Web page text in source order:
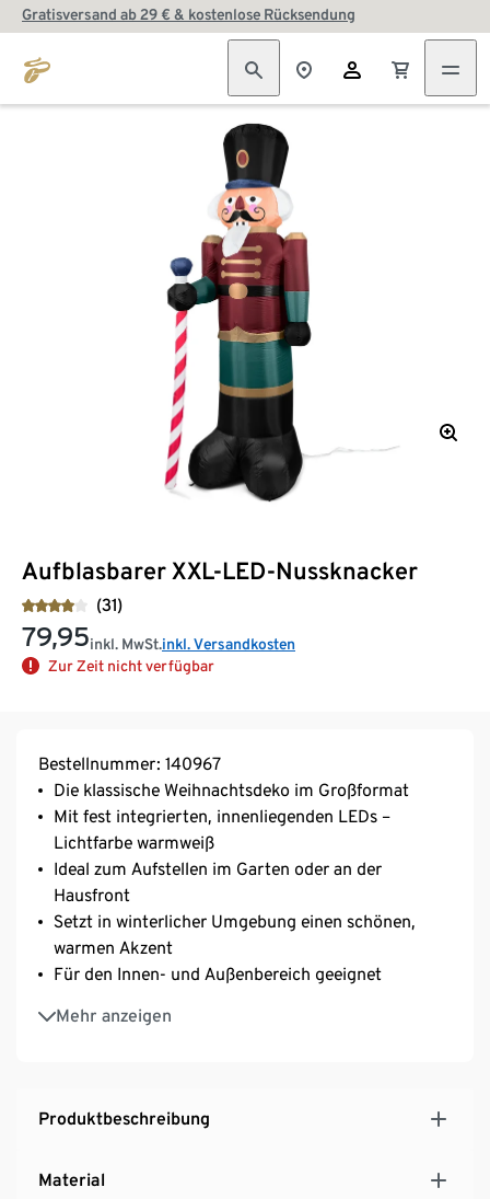
Gratisversand ab 29 € & kostenlose Rücksendung
Aufblasbarer XXL-LED-Nussknacker
(31)
79,95inkl. MwSt.inkl. Versandkosten
Zur Zeit nicht verfügbar
Bestellnummer: 140967
Die klassische Weihnachtsdeko im Großformat
Mit fest integrierten, innenliegenden LEDs –
Lichtfarbe warmweiß
Ideal zum Aufstellen im Garten oder an der
Hausfront
Setzt in winterlicher Umgebung einen schönen,
warmen Akzent
Für den Innen- und Außenbereich geeignet
Mehr anzeigen
Mit Timerfunktion: automatisches Abschalten nach
ca. 6 Stunden, automatisches Wiedereinschalten
Inkl. Befestigungsmaterial
Produktbeschreibung
Material